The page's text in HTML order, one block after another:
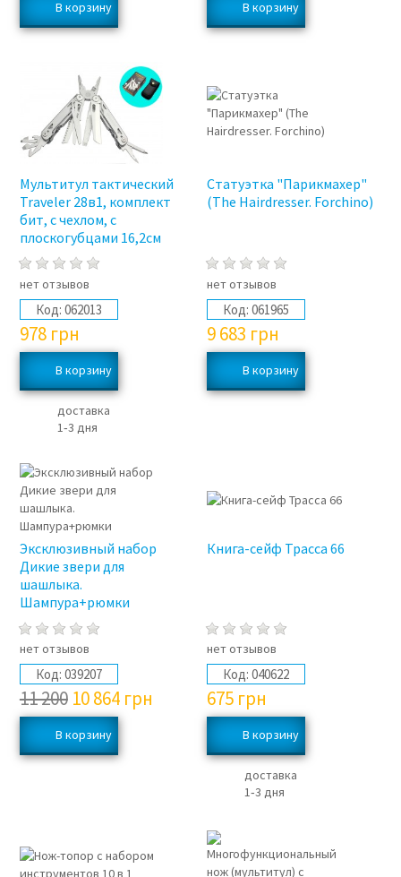
Мультитул тактический
Traveler 28в1, комплект
бит, с чехлом, с
плоскогубцами 16,2см
нет отзывов
Код: 062013
978 грн
доставка
1‑3 дня
Статуэтка "Парикмахер"
(The Hairdresser. Forchino)
нет отзывов
Код: 061965
9 683 грн
Эксклюзивный набор
Дикие звери для
шашлыка.
Шампура+рюмки
нет отзывов
Код: 039207
11 20010 864 грн
Книга-сейф Трасса 66
нет отзывов
Код: 040622
675 грн
доставка
1‑3 дня